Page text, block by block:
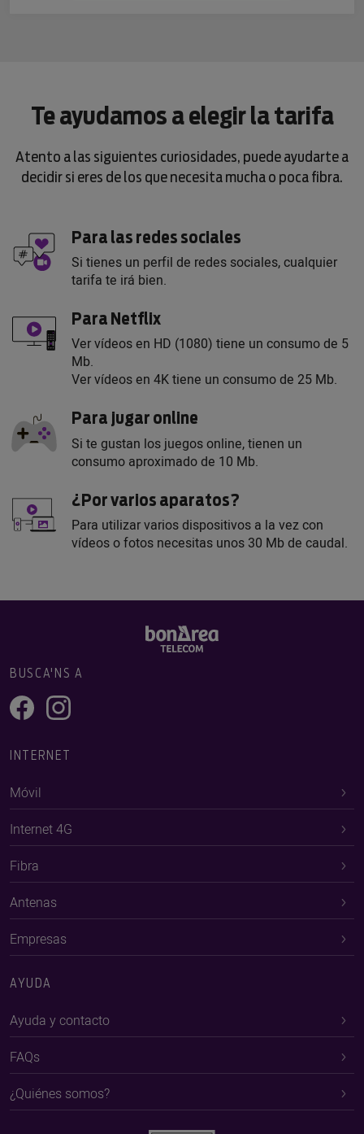
Te ayudamos a elegir la tarifa
Atento a las siguientes curiosidades, puede ayudarte a
decidir si eres de los que necesita mucha o poca fibra.
Para las redes sociales
Si tienes un perfil de redes sociales, cualquier
tarifa te irá bien.
Para Netflix
Ver vídeos en HD (1080) tiene un consumo de 5
Mb.
Ver vídeos en 4K tiene un consumo de 25 Mb.
Para jugar online
Si te gustan los juegos online, tienen un
consumo aproximado de 10 Mb.
¿Por varios aparatos?
Para utilizar varios dispositivos a la vez con
vídeos o fotos necesitas unos 30 Mb de caudal.
BUSCA'NS A
INTERNET
Móvil
Internet 4G
Fibra
Antenas
Empresas
AYUDA
Ayuda y contacto
FAQs
¿Quiénes somos?